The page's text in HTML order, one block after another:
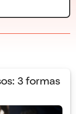
3 formas